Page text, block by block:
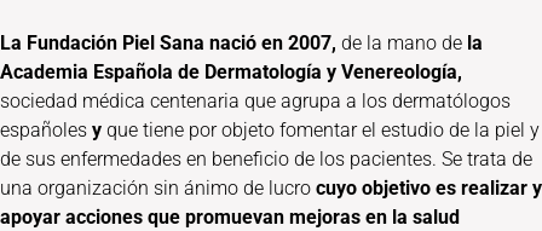
La Fundación Piel Sana nació en 2007, de la mano de la
Academia Española de Dermatología y Venereología,
sociedad médica centenaria que agrupa a los dermatólogos
españoles y que tiene por objeto fomentar el estudio de la piel y
de sus enfermedades en beneficio de los pacientes. Se trata de
una organización sin ánimo de lucro cuyo objetivo es realizar y
apoyar acciones que promuevan mejoras en la salud